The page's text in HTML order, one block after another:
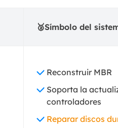
🥈Símbolo del
Reconstruir MBR
Soporta la
controladores
Reparar discos